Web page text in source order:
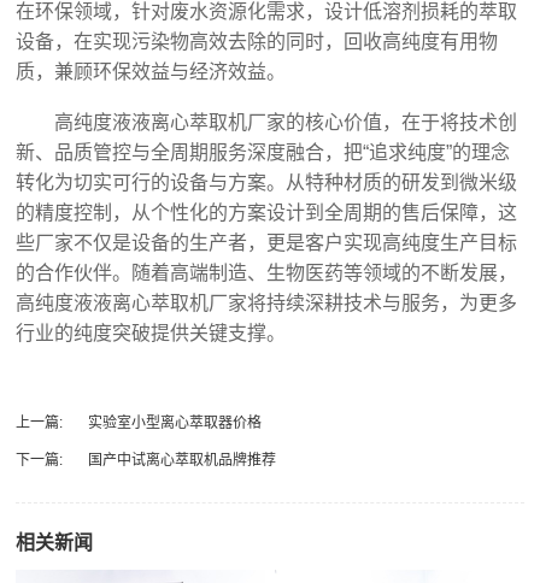
在环保领域，针对废水资源化需求，设计低溶剂损耗的萃取
设备，在实现污染物高效去除的同时，回收高纯度有用物
质，兼顾环保效益与经济效益。
高纯度液液离心萃取机厂家的核心价值，在于将技术创
新、品质管控与全周期服务深度融合，把“追求纯度”的理念
转化为切实可行的设备与方案。从特种材质的研发到微米级
的精度控制，从个性化的方案设计到全周期的售后保障，这
些厂家不仅是设备的生产者，更是客户实现高纯度生产目标
的合作伙伴。随着高端制造、生物医药等领域的不断发展，
高纯度液液离心萃取机厂家将持续深耕技术与服务，为更多
行业的纯度突破提供关键支撑。‍
上一篇: 实验室小型离心萃取器价格
下一篇: 国产中试离心萃取机品牌推荐
相关新闻